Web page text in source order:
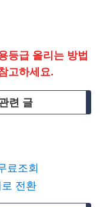
등급 올리는 방법
고하세요.
련 글
료조회
전환